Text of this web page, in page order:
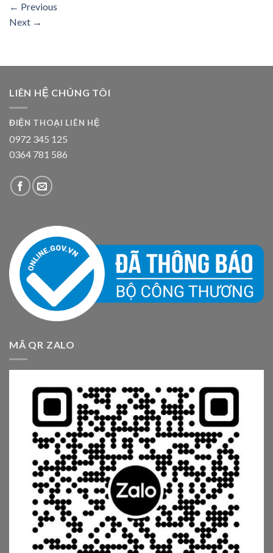
← Previous
Next →
LIÊN HỆ CHÚNG TÔI
ĐIỆN THOẠI LIÊN HỆ
0972 345 125
0364 781 586
MÃ QR ZALO